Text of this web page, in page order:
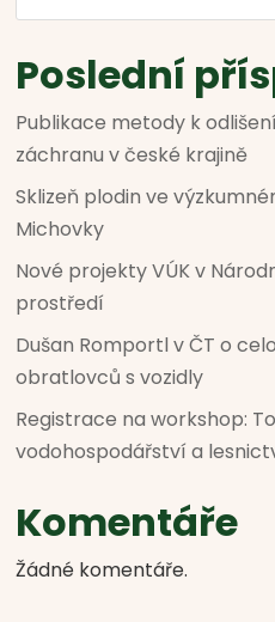
Poslední
Publikace metody k
záchranu v české krajině
Sklizeň plodin ve
Michovky
Nové projekty VÚK v
prostředí
Dušan Romportl v ČT o
obratlovců s vozidly
Registrace na workshop:
vodohospodářství a
Komentáře
Žádné komentáře.